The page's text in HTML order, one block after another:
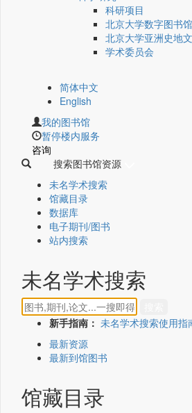
科研项目
北京大学数字图书
北京大学亚洲史地
学术委员会
简体中文
English
我的图书馆
暂停楼内服务
咨询
搜索图书馆资源
未名学术搜索
馆藏目录
数据库
电子期刊/图书
站内搜索
未名学术搜索
新手指南： 未名学术搜索使用指
最新资源
最新到馆图书
馆藏目录